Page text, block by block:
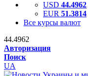
USD 44.4962
EUR 51.3814
Все курсы валют
44.4962
Авторизация
Поиск
UA